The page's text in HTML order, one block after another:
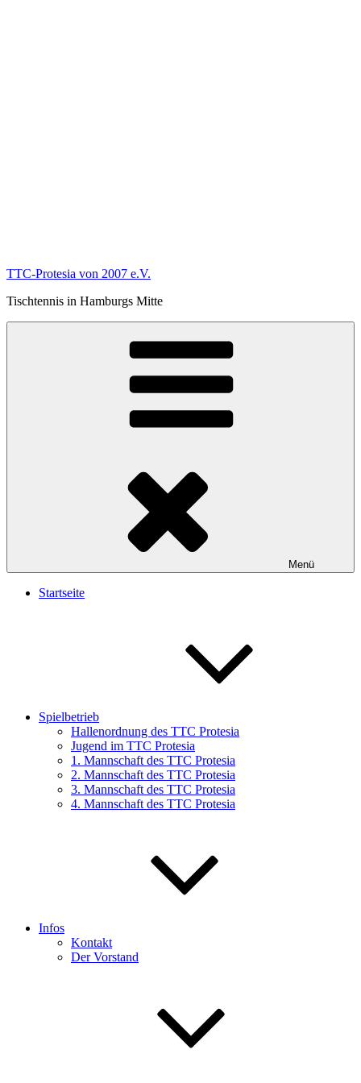
TTC-Protesia von 2007 e.V.
Tischtennis in Hamburgs Mitte
Menü
Startseite
Spielbetrieb
Hallenordnung des TTC Protesia
Jugend im TTC Protesia
1. Mannschaft des TTC Protesia
2. Mannschaft des TTC Protesia
3. Mannschaft des TTC Protesia
4. Mannschaft des TTC Protesia
Infos
Kontakt
Der Vorstand